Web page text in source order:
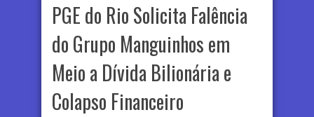
PGE do Rio Solicita Falência
do Grupo Manguinhos em
Meio a Dívida Bilionária e
Colapso Financeiro